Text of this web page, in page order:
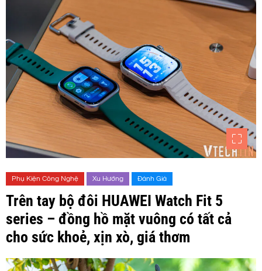
Phụ Kiện Công Nghệ Xu Hướng Đánh Giá
Trên tay bộ đôi HUAWEI Watch Fit 5
series – đồng hồ mặt vuông có tất cả
cho sức khoẻ, xịn xò, giá thơm